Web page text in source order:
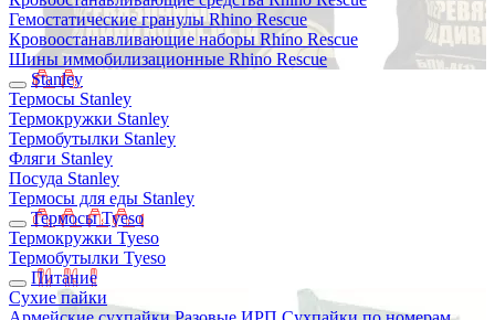
Гемостатические гранулы Rhino Rescue
Кровоостанавливающие наборы Rhino Rescue
Шины иммобилизационные Rhino Rescue
Stanley
Термосы Stanley
Термокружки Stanley
Термобутылки Stanley
Фляги Stanley
Посуда Stanley
Термосы для еды Stanley
Термосы Tyeso
Термокружки Tyeso
Термобутылки Tyeso
Питание
Сухие пайки